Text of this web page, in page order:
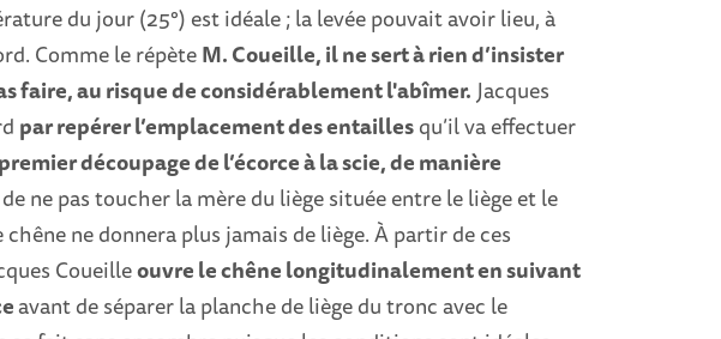
du jour (25°) est idéale ; la levée pouvait avoir lieu, à
Comme le répèteM. Coueille, il ne sert à rien d’insister
faire, au risque de considérablement l'abîmer. Jacques
par repérer l’emplacement des entaillesqu’il va effectuer
découpage de l’écorce à la scie, de manière
ne pas toucher la mère du liège située entre le liège et le
ne donnera plus jamais de liège. À partir de ces
Coueilleouvre le chêne longitudinalement en suivant
avant de séparer la planche de liège du tronc avec le